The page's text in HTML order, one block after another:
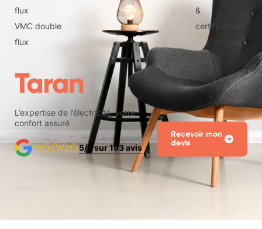
flux
VMC double
flux
&
certifications
L’expertise de l’électricité, votre
confort assuré
5/5 sur 193 avis
Recevoir mon
devis